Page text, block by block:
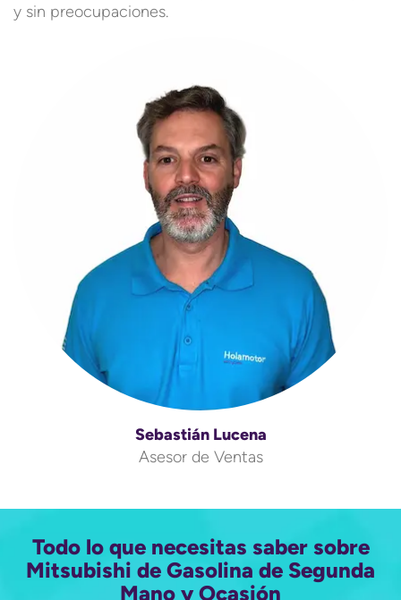
y sin preocupaciones.
Sebastián Lucena
Asesor de Ventas
Todo lo que necesitas saber sobre
Mitsubishi de Gasolina de Segunda
Mano y Ocasión